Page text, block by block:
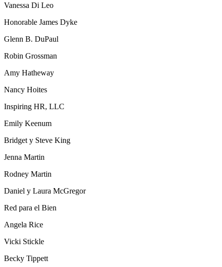
Vanessa Di Leo
Honorable James Dyke
Glenn B. DuPaul
Robin Grossman
Amy Hatheway
Nancy Hoites
Inspiring HR, LLC
Emily Keenum
Bridget y Steve King
Jenna Martin
Rodney Martin
Daniel y Laura McGregor
Red para el Bien
Angela Rice
Vicki Stickle
Becky Tippett